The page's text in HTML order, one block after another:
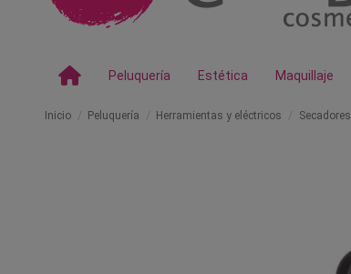
Peluquería Estética Maquillaje
Inicio Peluquería Herramientas y eléctricos Secadores